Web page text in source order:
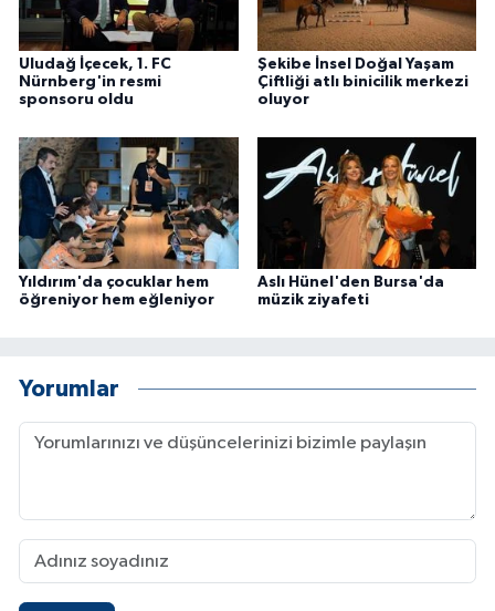
Uludağ İçecek, 1. FC
Nürnberg'in resmi
sponsoru oldu
Şekibe İnsel Doğal Yaşam
Çiftliği atlı binicilik merkezi
oluyor
Yıldırım'da çocuklar hem
öğreniyor hem eğleniyor
Aslı Hünel'den Bursa'da
müzik ziyafeti
Yorumlar